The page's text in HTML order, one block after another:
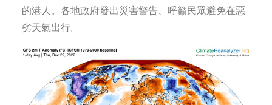
的港人。各地政府發出災害警告、呼籲民眾避免在惡
劣天氣出行。